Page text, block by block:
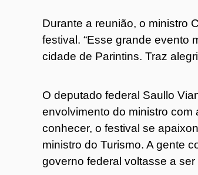
Durante a reunião, o ministro
festival. “Esse grande evento
cidade de Parintins. Traz
O deputado federal Saullo
envolvimento do ministro com
conhecer, o festival se
ministro do Turismo. A gente
governo federal voltasse a